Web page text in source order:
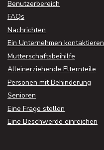
Benutzerbereich
FAQs
Nachrichten
Ein Unternehmen kontaktieren
Mutterschaftsbeihilfe
Alleinerziehende Elternteile
Personen mit Behinderung
Senioren
Eine Frage stellen
Eine Beschwerde einreichen